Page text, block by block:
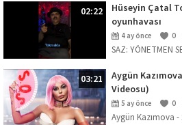
02:22
Hüseyin Çatal
oyunhavası
4 ay önce 0
SAZ: YÖNETMEN
03:21
Aygün
Videosu)
5 ay önce 0
Aygün Kazımova -